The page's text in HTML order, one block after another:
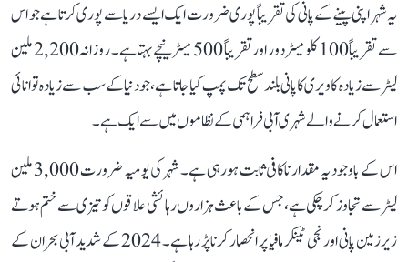
یہ شہر اپنی پینے کے پانی کی تقریباً پوری ضرورت ایک ایسے دریا سے پوری کرتا ہے جو اس
سے تقریباً 100 کلومیٹر دور اور تقریباً 500 میٹر نیچے بہتا ہے۔ روزانہ 2,200 ملین
لیٹر سے زیادہ کاویری کا پانی بلند سطح تک پمپ کیا جاتا ہے، جو دنیا کے سب سے زیادہ توانائی
استعمال کرنے والے شہری آبی فراہمی کے نظاموں میں سے ایک ہے۔
اس کے باوجود یہ مقدار ناکافی ثابت ہو رہی ہے۔ شہر کی یومیہ ضرورت 3,000 ملین
لیٹر سے تجاوز کر چکی ہے، جس کے باعث ہزاروں رہائشی علاقوں کو تیزی سے ختم ہوتے
زیرزمین پانی اور نجی ٹینکر مافیا پر انحصار کرنا پڑ رہا ہے۔ 2024 کے شدید آبی بحران کے